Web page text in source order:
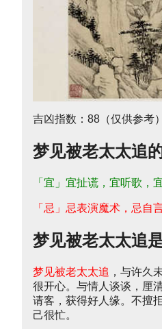
吉凶指数：88（仅供参考）
梦见被老太太追
「宜」宜扯谎，宜听歌，
「忌」忌表演魔术，忌自
梦见被老太太追
梦见被老太太追 ，与许久
很开心。与情人谈谈，厘
请客，获得好人缘。不擅
己很忙。